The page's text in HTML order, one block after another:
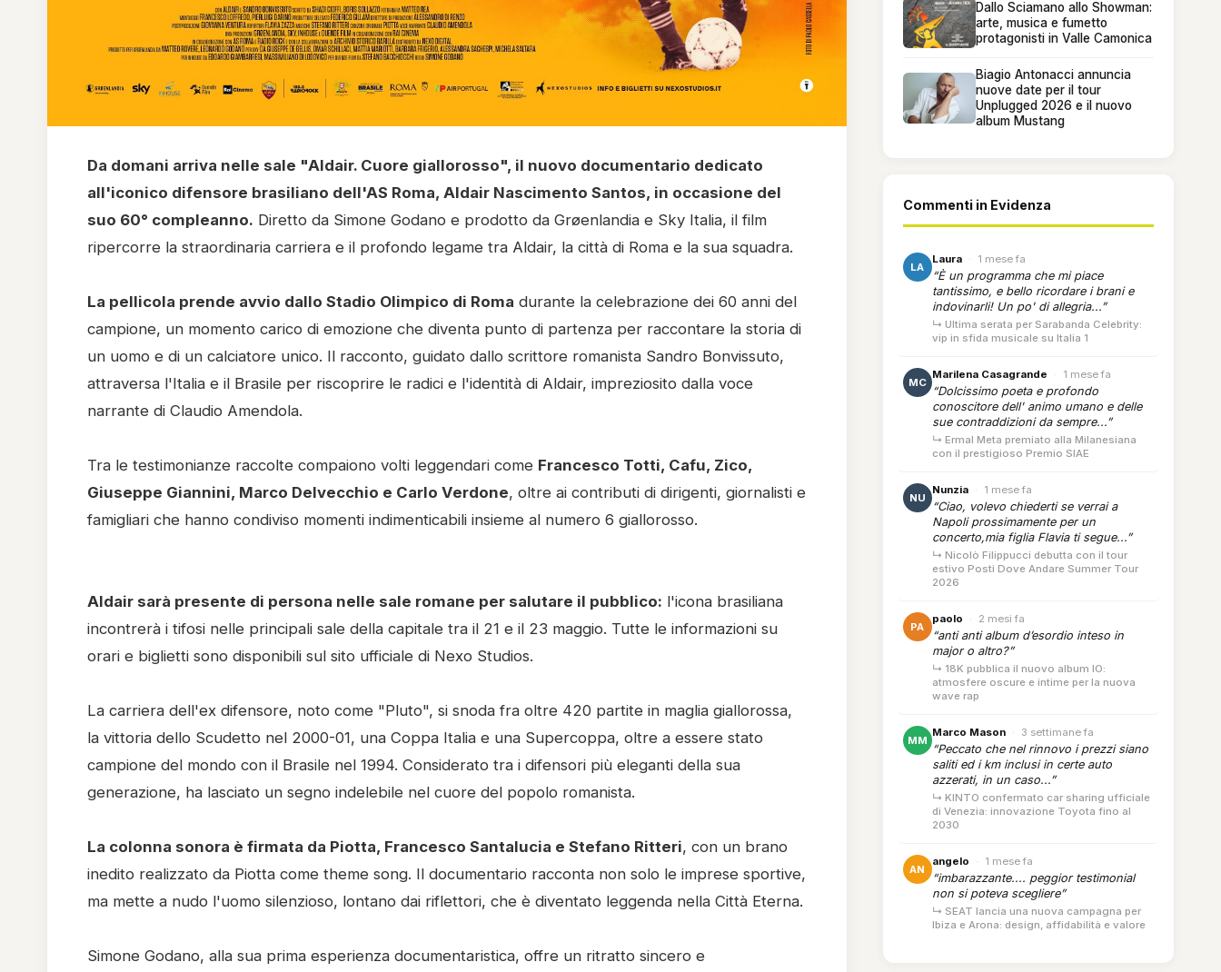
Da domani arriva nelle sale "Aldair. Cuore giallorosso", il nuovo documentario dedicato
all'iconico difensore brasiliano dell'AS Roma, Aldair Nascimento Santos, in occasione del
suo 60° compleanno. Diretto da Simone Godano e prodotto da Grøenlandia e Sky Italia, il film
ripercorre la straordinaria carriera e il profondo legame tra Aldair, la città di Roma e la sua squadra.
La pellicola prende avvio dallo Stadio Olimpico di Roma durante la celebrazione dei 60 anni del
campione, un momento carico di emozione che diventa punto di partenza per raccontare la storia di
un uomo e di un calciatore unico. Il racconto, guidato dallo scrittore romanista Sandro Bonvissuto,
attraversa l'Italia e il Brasile per riscoprire le radici e l'identità di Aldair, impreziosito dalla voce
narrante di Claudio Amendola.
Tra le testimonianze raccolte compaiono volti leggendari come Francesco Totti, Cafu, Zico,
Giuseppe Giannini, Marco Delvecchio e Carlo Verdone, oltre ai contributi di dirigenti, giornalisti e
famigliari che hanno condiviso momenti indimenticabili insieme al numero 6 giallorosso.
Aldair sarà presente di persona nelle sale romane per salutare il pubblico: l'icona brasiliana
incontrerà i tifosi nelle principali sale della capitale tra il 21 e il 23 maggio. Tutte le informazioni su
orari e biglietti sono disponibili sul sito ufficiale di Nexo Studios.
La carriera dell'ex difensore, noto come "Pluto", si snoda fra oltre 420 partite in maglia giallorossa,
la vittoria dello Scudetto nel 2000-01, una Coppa Italia e una Supercoppa, oltre a essere stato
campione del mondo con il Brasile nel 1994. Considerato tra i difensori più eleganti della sua
generazione, ha lasciato un segno indelebile nel cuore del popolo romanista.
La colonna sonora è firmata da Piotta, Francesco Santalucia e Stefano Ritteri, con un brano
inedito realizzato da Piotta come theme song. Il documentario racconta non solo le imprese sportive,
ma mette a nudo l'uomo silenzioso, lontano dai riflettori, che è diventato leggenda nella Città Eterna.
Simone Godano, alla sua prima esperienza documentaristica, offre un ritratto sincero e
Dallo Sciamano allo Showman:
arte, musica e fumetto
protagonisti in Valle Camonica
Biagio Antonacci annuncia
nuove date per il tour
Unplugged 2026 e il nuovo
album Mustang
Commenti in Evidenza
LA
Laura · 1 mese fa
“È un programma che mi piace
tantissimo, e bello ricordare i brani e
indovinarli! Un po' di allegria...”
↳ Ultima serata per Sarabanda Celebrity:
vip in sfida musicale su Italia 1
MC
Marilena Casagrande · 1 mese fa
“Dolcissimo poeta e profondo
conoscitore dell' animo umano e delle
sue contraddizioni da sempre...”
↳ Ermal Meta premiato alla Milanesiana
con il prestigioso Premio SIAE
NU
Nunzia · 1 mese fa
“Ciao, volevo chiederti se verrai a
Napoli prossimamente per un
concerto,mia figlia Flavia ti segue...”
↳ Nicolò Filippucci debutta con il tour
estivo Posti Dove Andare Summer Tour
2026
PA
paolo · 2 mesi fa
“anti anti album d’esordio inteso in
major o altro?”
↳ 18K pubblica il nuovo album IO:
atmosfere oscure e intime per la nuova
wave rap
MM
Marco Mason · 3 settimane fa
“Peccato che nel rinnovo i prezzi siano
saliti ed i km inclusi in certe auto
azzerati, in un caso...”
↳ KINTO confermato car sharing ufficiale
di Venezia: innovazione Toyota fino al
2030
AN
angelo · 1 mese fa
“imbarazzante.... peggior testimonial
non si poteva scegliere”
↳ SEAT lancia una nuova campagna per
Ibiza e Arona: design, affidabilità e valore